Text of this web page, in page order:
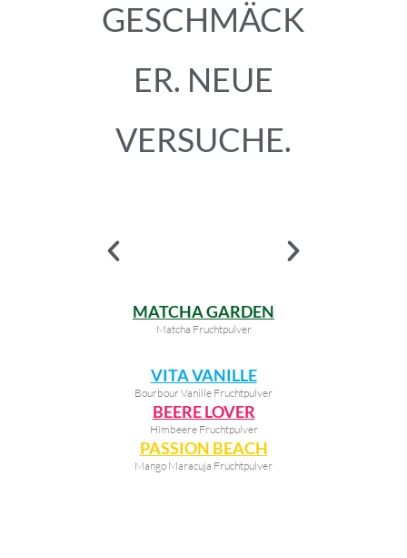
GESCHMÄCK
ER. NEUE
VERSUCHE.
MATCHA GARDEN
Matcha Fruchtpulver
VITA VANILLE
Bourbour Vanille Fruchtpulver
BEERE LOVER
Himbeere Fruchtpulver
PASSION BEACH
Mango Maracuja Fruchtpulver